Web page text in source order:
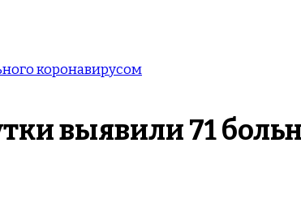
коронавирусом
выявили 71